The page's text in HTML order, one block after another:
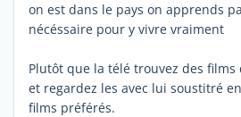
on est dans le pays on apprends
nécéssaire pour y vivre vraiment
Plutôt que la télé trouvez des
et regardez les avec lui soustitré
films préférés.